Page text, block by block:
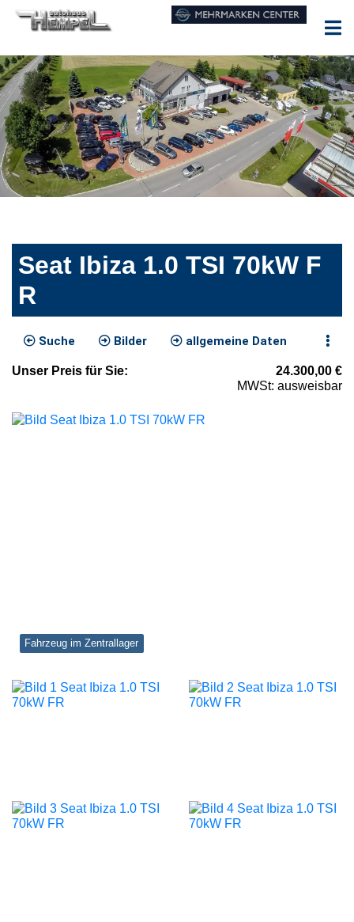
Seat Ibiza 1.0 TSI 70kW F
R
Suche Bilder allgemeine Daten
Unser Preis für Sie: 24.300,00 €
MWSt: ausweisbar
Fahrzeug im Zentrallager